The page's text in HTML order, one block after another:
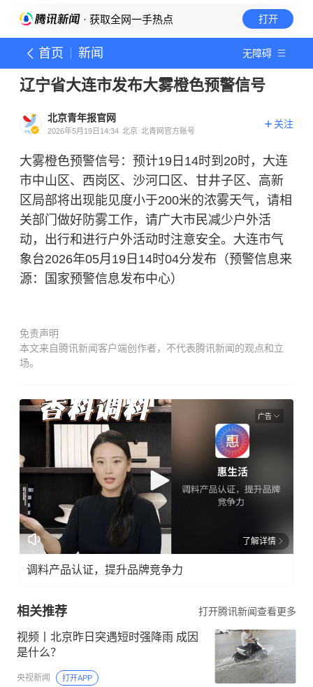
· 获取全网一手热点 打开
首页 新闻 无障碍
辽宁省大连市发布大雾橙色预警信号
北京青年报官网
2026年5月19日14:34 北京 北青网官方账号
关注
大雾橙色预警信号：预计19日14时到20时，大连
市中山区、西岗区、沙河口区、甘井子区、高新
区局部将出现能见度小于200米的浓雾天气，请相
关部门做好防雾工作，请广大市民减少户外活
动，出行和进行户外活动时注意安全。大连市气
象台2026年05月19日14时04分发布（预警信息来
源：国家预警信息发布中心）
免责声明
本文来自腾讯新闻客户端创作者，不代表腾讯新闻的观点和立
场。
广告
了解详情
调料产品认证，提升品牌竞争力
相关推荐 打开腾讯新闻查看更多
视频丨北京昨日突遇短时强降雨 成因
是什么？
央视新闻 打开APP